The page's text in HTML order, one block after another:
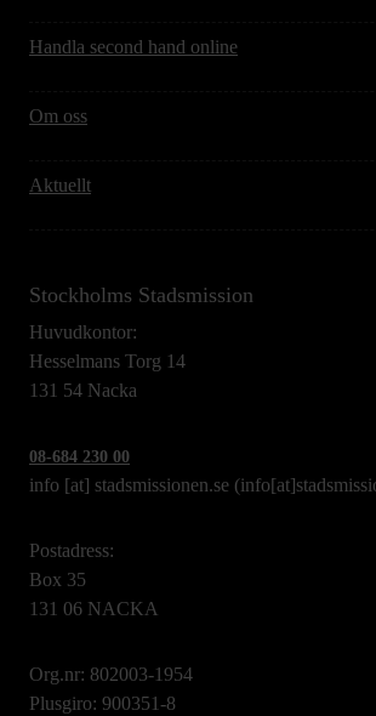
Handla second hand online
Om oss
Aktuellt
Stockholms Stadsmission
Huvudkontor:
Hesselmans Torg 14
131 54 Nacka
08-684 230 00
info [at] stadsmissionen.se
Postadress:
Box 35
131 06 NACKA
Org.nr: 802003-1954
Plusgiro: 900351-8